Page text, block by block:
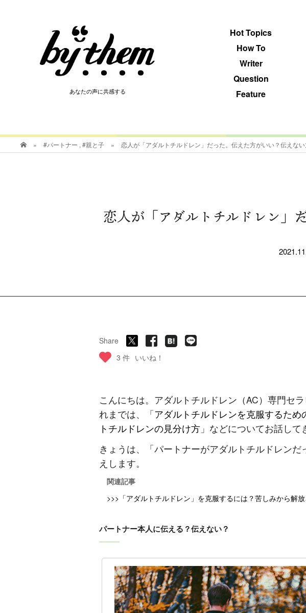
あなたの声に共感する
Hot Topics
How To
Writer
Question
Feature
あなたの声に共感する
» #パートナー , #親と子 » 恋人が「アダルトチルドレン」だった。伝えた方がいい？伝えない
恋人が「アダルトチルドレン」
Share
3 件 いいね！
こんにちは。アダルトチルドレン（AC）専門セ
れまでは、「アダルトチルドレンを克服するため
トチルドレンの見分け方 」などについてお話して
きょうは、「パートナーがアダルトチルドレン
えします。
関連記事
>>>「アダルトチルドレン」を克服するには？苦しみから解
パートナー本人に伝える？伝えない？